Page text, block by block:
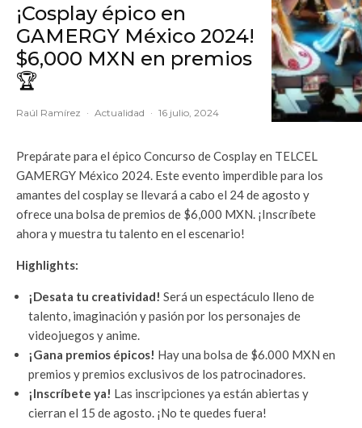
¡Cosplay épico en
GAMERGY México 2024!
$6,000 MXN en premios
🏆
Raúl Ramírez · Actualidad · 16 julio, 2024
Prepárate para el épico Concurso de Cosplay en TELCEL
GAMERGY México 2024. Este evento imperdible para los
amantes del cosplay se llevará a cabo el 24 de agosto y
ofrece una bolsa de premios de $6,000 MXN. ¡Inscríbete
ahora y muestra tu talento en el escenario!
Highlights:
¡Desata tu creatividad! Será un espectáculo lleno de
talento, imaginación y pasión por los personajes de
videojuegos y anime.
¡Gana premios épicos! Hay una bolsa de $6.000 MXN en
premios y premios exclusivos de los patrocinadores.
¡Inscríbete ya! Las inscripciones ya están abiertas y
cierran el 15 de agosto. ¡No te quedes fuera!